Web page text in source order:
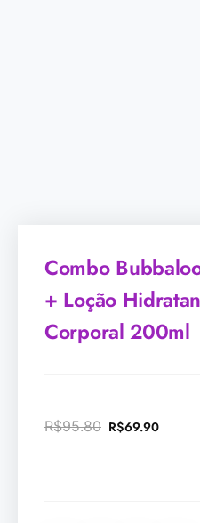
Combo
+ Loção
Corporal 200ml
R$95.80 R$69.90